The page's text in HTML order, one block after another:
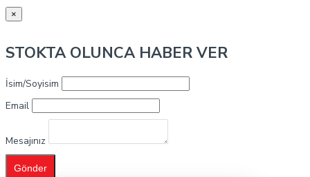
×
STOKTA OLUNCA HABER VER
İsim/Soyisim
Email
Mesajınız
Gönder